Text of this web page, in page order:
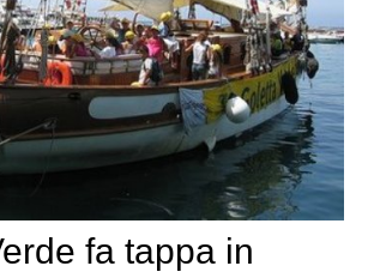
fa tappa in